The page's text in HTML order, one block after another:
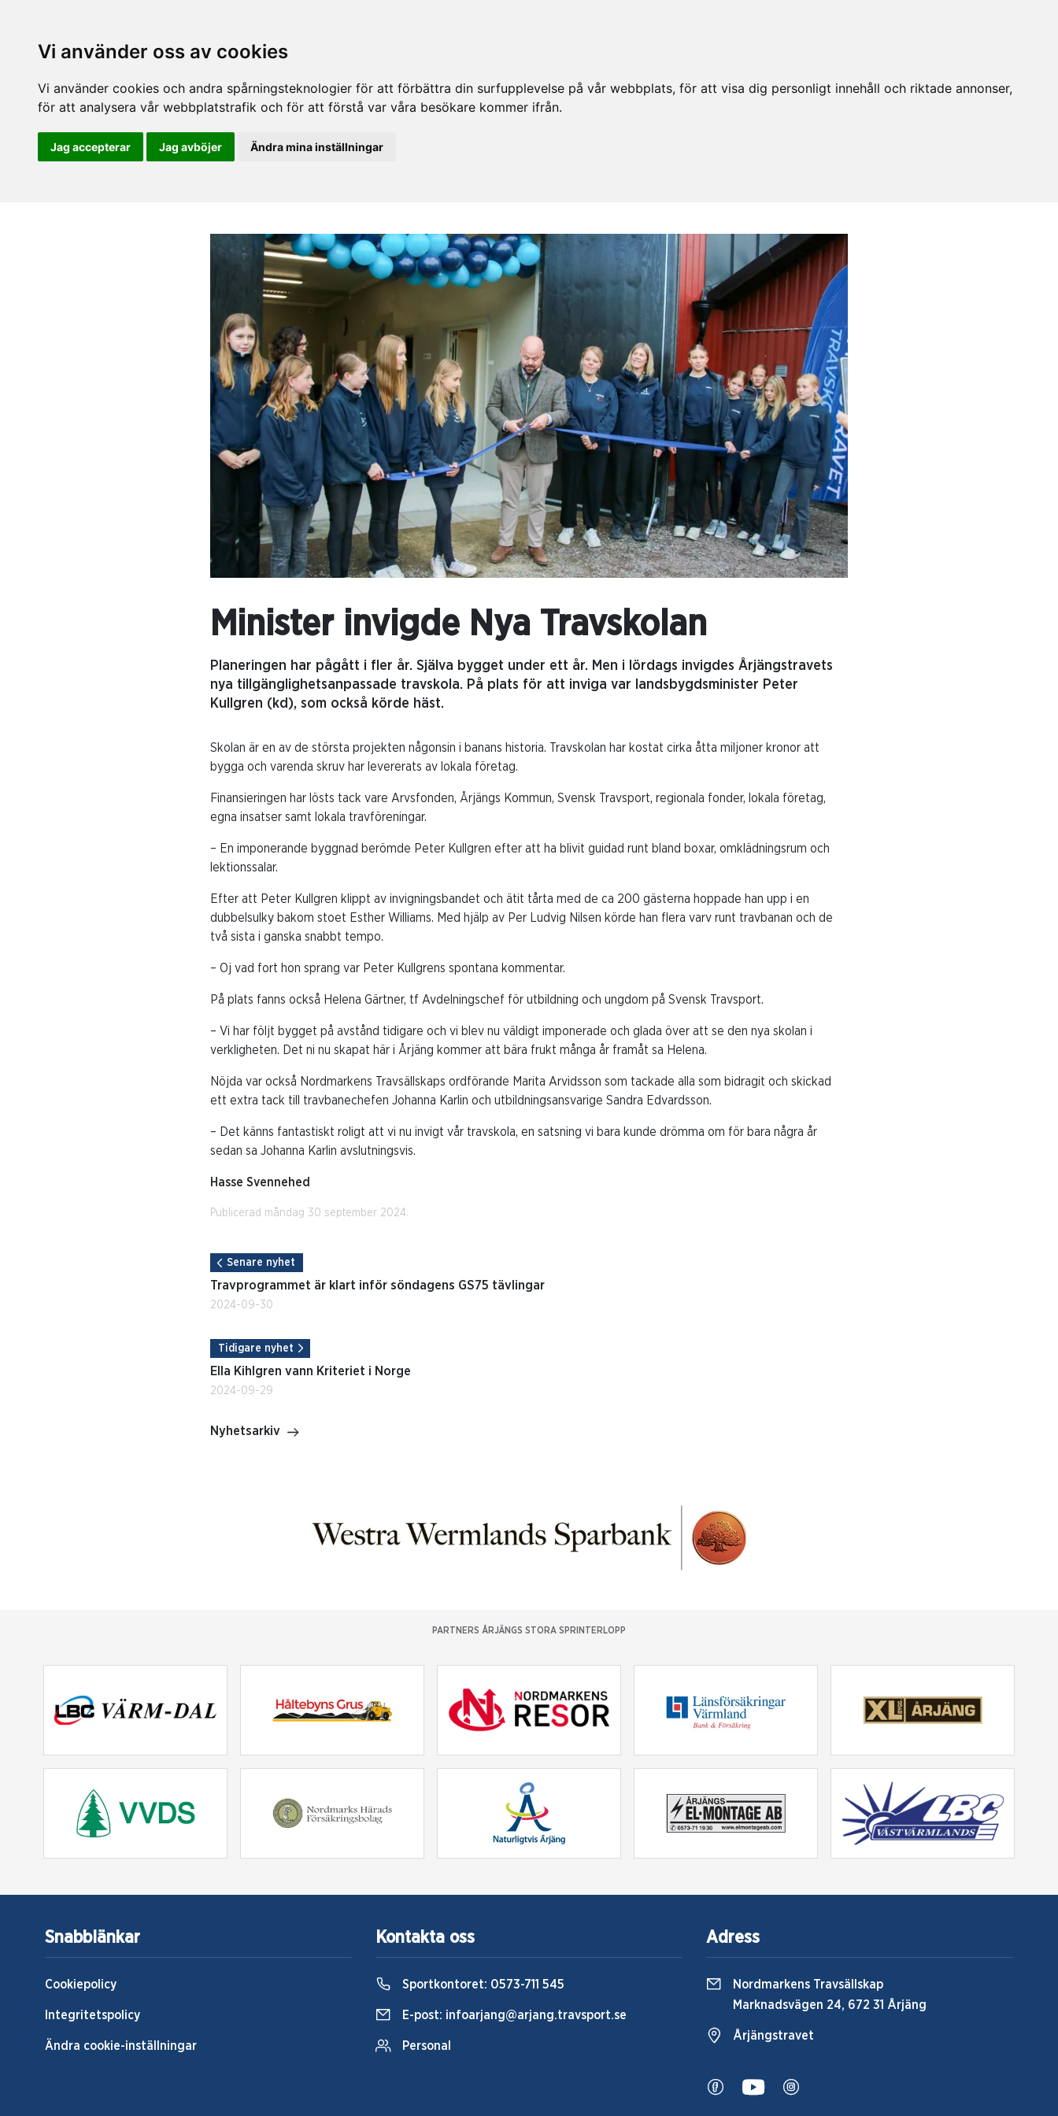
Vi använder oss av cookies
Vi använder cookies och andra spårningsteknologier för att förbättra din surfupplevelse på vår webbplats, för att visa dig personligt innehåll och riktade annonser,
för att analysera vår webbplatstrafik och för att förstå var våra besökare kommer ifrån.
Jag accepterar Jag avböjer Ändra mina inställningar
Minister invigde Nya Travskolan
Planeringen har pågått i fler år. Själva bygget under ett år. Men i lördags invigdes Årjängstravets
nya tillgänglighetsanpassade travskola. På plats för att inviga var landsbygdsminister Peter
Kullgren (kd), som också körde häst.
Skolan är en av de största projekten någonsin i banans historia. Travskolan har kostat cirka åtta miljoner kronor att
bygga och varenda skruv har levererats av lokala företag.
Finansieringen har lösts tack vare Arvsfonden, Årjängs Kommun, Svensk Travsport, regionala fonder, lokala företag,
egna insatser samt lokala travföreningar.
– En imponerande byggnad berömde Peter Kullgren efter att ha blivit guidad runt bland boxar, omklädningsrum och
lektionssalar.
Efter att Peter Kullgren klippt av invigningsbandet och ätit tårta med de ca 200 gästerna hoppade han upp i en
dubbelsulky bakom stoet Esther Williams. Med hjälp av Per Ludvig Nilsen körde han flera varv runt travbanan och de
två sista i ganska snabbt tempo.
– Oj vad fort hon sprang var Peter Kullgrens spontana kommentar.
På plats fanns också Helena Gärtner, tf Avdelningschef för utbildning och ungdom på Svensk Travsport.
– Vi har följt bygget på avstånd tidigare och vi blev nu väldigt imponerade och glada över att se den nya skolan i
verkligheten. Det ni nu skapat här i Årjäng kommer att bära frukt många år framåt sa Helena.
Nöjda var också Nordmarkens Travsällskaps ordförande Marita Arvidsson som tackade alla som bidragit och skickad
ett extra tack till travbanechefen Johanna Karlin och utbildningsansvarige Sandra Edvardsson.
– Det känns fantastiskt roligt att vi nu invigt vår travskola, en satsning vi bara kunde drömma om för bara några år
sedan sa Johanna Karlin avslutningsvis.
Hasse Svennehed
Publicerad måndag 30 september 2024.
Senare nyhet
Travprogrammet är klart inför söndagens GS75 tävlingar
2024-09-30
Tidigare nyhet
Ella Kihlgren vann Kriteriet i Norge
2024-09-29
Nyhetsarkiv
PARTNERS ÅRJÄNGS STORA SPRINTERLOPP
Snabblänkar
Cookiepolicy
Integritetspolicy
Ändra cookie-inställningar
Kontakta oss
Sportkontoret: 0573-711 545
E-post: infoarjang@arjang.travsport.se
Personal
Adress
Nordmarkens Travsällskap
Marknadsvägen 24, 672 31 Årjäng
Årjängstravet